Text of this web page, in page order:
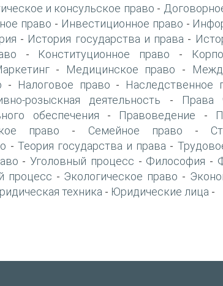
и консульское право -
право - Инвестиционное право -
- История государства и права -
- Конституционное право -
- Медицинское право -
- Налоговое право - Наследственное
розыскная деятельность - Права
обеспечения - Правоведение -
право - Семейное право -
- Теория государства и права -
-Уголовный процесс - Философия -
процесс - Экологическое право -
техника - Юридические лица -